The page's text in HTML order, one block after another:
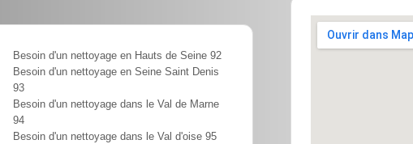
Besoin d'un nettoyage en Hauts de Seine 92
Besoin d'un nettoyage en Seine Saint Denis
93
Besoin d'un nettoyage dans le Val de Marne
94
Besoin d'un nettoyage dans le Val d'oise 95